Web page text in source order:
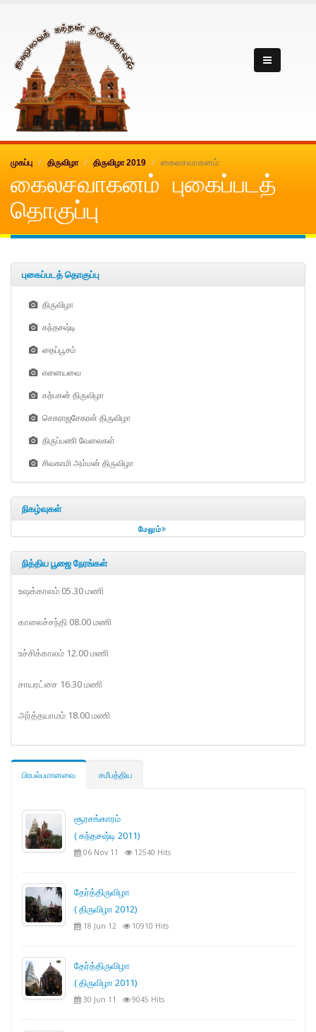
முகப்பு திருவிழா திருவிழா 2019 கைலசவாகனம்
கைலசவாகனம் புகைப்படத்
தொகுப்பு
புகைப்படத் தொகுப்பு
திருவிழா
கந்தசஷ்டி
தைப்பூசம்
எனையவை
கற்பகன் திருவிழா
செகராஜசேகரன் திருவிழா
திருப்பணி வேலைகள்
சிவகாமி அம்மன் திருவிழா
நிகழ்வுகள்
மேலும்
நித்திய பூஜை நேரங்கள்
உஷக்காலம் 05.30 மணி
காலைச்சந்தி 08.00 மணி
உச்சிக்காலம் 12.00 மணி
சாயரட்சை 16.30 மணி
அர்த்தயாமம் 18.00 மணி
பிரபல்பமானவை சமீபத்திய
சூரசங்காரம்
( கந்தசஷ்டி 2011)
06 Nov 11 12540 Hits
தேர்த்திருவிழா
( திருவிழா 2012)
18 Jun 12 10910 Hits
தேர்த்திருவிழா
( திருவிழா 2011)
30 Jun 11 9045 Hits